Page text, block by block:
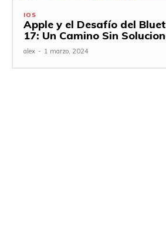
IOS
Apple y el Desafío del
17: Un Camino Sin
alex - 1 marzo, 2024